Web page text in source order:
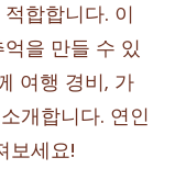
합합니다. 이
을 만들 수 있
여행 경비, 가
개합니다. 연인
보세요!